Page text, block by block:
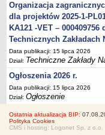
Organizacja
dla projektów 2025-1-
KA121 -VET –
Technicznych Zakładach
Data publikacji: 15 lipca 2026
Dział: Techniczne Zakłady
Ogłoszenia 2026 r.
Data publikacji: 15 lipca 2026
Dział:Ogłoszenie
Ostatnia aktualizacja BIP:
Polityka Cookies
CMS i hosting: Logonet Sp. z o.o.